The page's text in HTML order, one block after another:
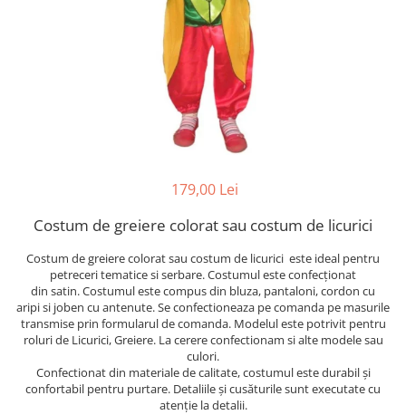
179,00 Lei
Costum de greiere colorat sau costum de licurici
Costum de greiere colorat sau costum de licurici este ideal pentru
petreceri tematice si serbare. Costumul este confecționat
din satin. Costumul este compus din bluza, pantaloni, cordon cu
aripi si joben cu antenute. Se confectioneaza pe comanda pe masurile
transmise prin formularul de comanda. Modelul este potrivit pentru
roluri de Licurici, Greiere. La cerere confectionam si alte modele sau
culori.
Confectionat din materiale de calitate, costumul este durabil și
confortabil pentru purtare. Detaliile și cusăturile sunt executate cu
atenție la detalii.